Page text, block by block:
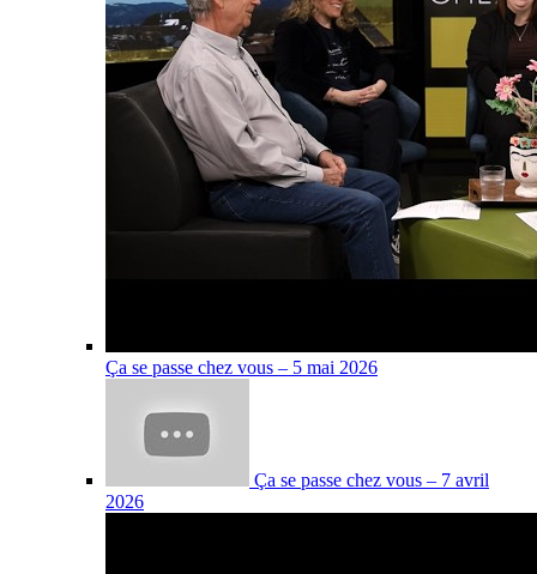
Ça se passe chez vous – 5 mai 2026
Ça se passe chez vous – 7 avril
2026